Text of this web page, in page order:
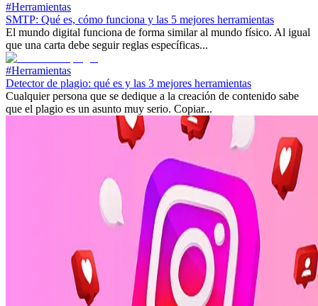
#Herramientas
SMTP: Qué es, cómo funciona y las 5 mejores herramientas
El mundo digital funciona de forma similar al mundo físico. Al igual
que una carta debe seguir reglas específicas...
#Herramientas
Detector de plagio: qué es y las 3 mejores herramientas
Cualquier persona que se dedique a la creación de contenido sabe
que el plagio es un asunto muy serio. Copiar...